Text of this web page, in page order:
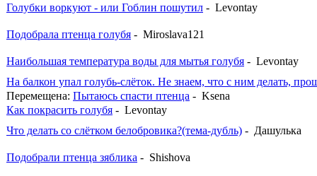
Голубки воркуют - или Гоблин пошутил - Levontay
Подобрала птенца голубя - Miroslava121
Наибольшая температура воды для мытья голубя - Levontay
На балкон упал голубь-слёток. Не знаем, что с ним делать,
Перемещена: Пытаюсь спасти птенца - Ksena
Как покрасить голубя - Levontay
Что делать со слётком белобровика?(тема-дубль) - Дашулька
Подобрали птенца зяблика - Shishova